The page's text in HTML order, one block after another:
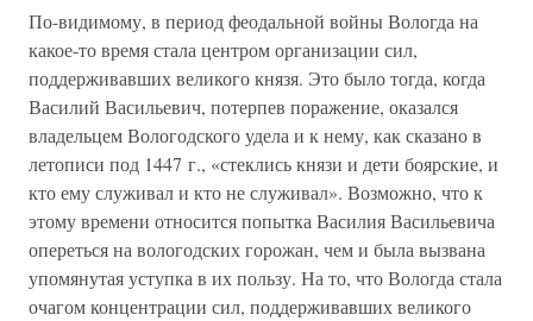
По-видимому, в период феодальной войны Вологда на
какое-то время стала центром организации сил,
поддерживавших великого князя. Это было тогда, когда
Василий Васильевич, потерпев поражение, оказался
владельцем Вологодского удела и к нему, как сказано в
летописи под 1447 г., «стеклись князи и дети боярские, и
кто ему служивал и кто не служивал». Возможно, что к
этому времени относится попытка Василия Васильевича
опереться на вологодских горожан, чем и была вызвана
упомянутая уступка в их пользу. На то, что Вологда стала
очагом концентрации сил, поддерживавших великого